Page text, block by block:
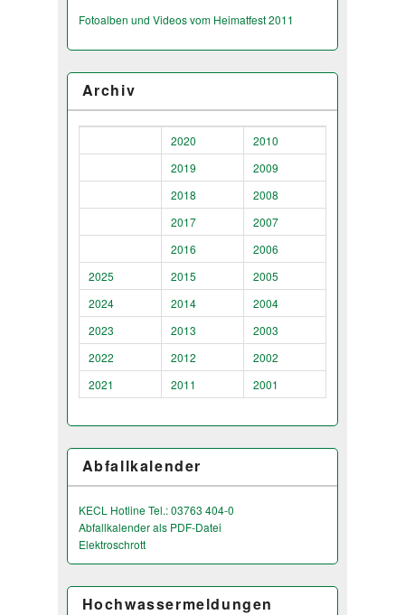
Fotoalben und Videos vom Heimatfest 2011
Archiv
2020
2010
2019
2009
2018
2008
2017
2007
2016
2006
2025
2015
2005
2024
2014
2004
2023
2013
2003
2022
2012
2002
2021
2011 2001
Abfallkalender
KECL Hotline Tel.: 03763 404-0
Abfallkalender als PDF-Datei
Elektroschrott
Hochwassermeldungen